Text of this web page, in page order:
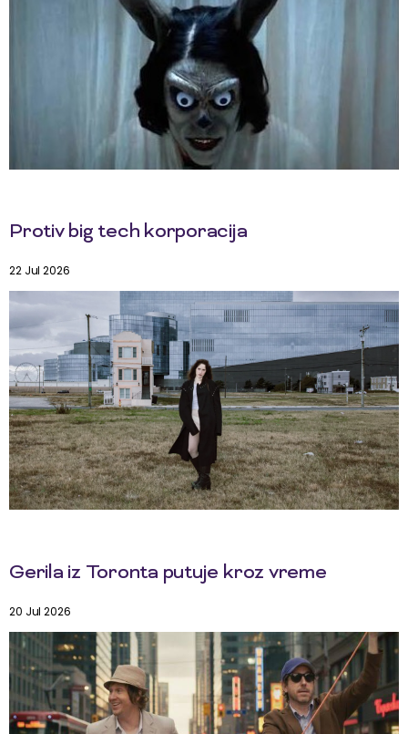
Protiv big tech korporacija
22 Jul 2026
Gerila iz Toronta putuje kroz vreme
20 Jul 2026